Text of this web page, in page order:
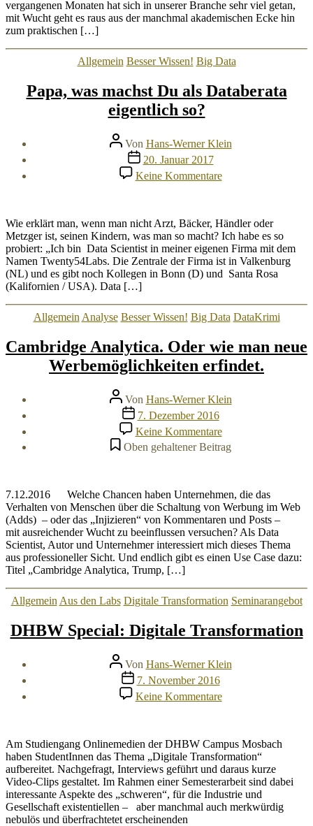
vergangenen Monaten hat sich in unserer Branche sehr viel getan,
mit Wucht geht es raus aus der manchmal akademischen Ecke hin
zum praktischen […]
Kategorien
Allgemein Besser Wissen! Big Data
Papa, was machst Du als Databerata
eigentlich so?
Beitragsautor
Von Hans-Werner Klein
Veröffentlichungsdatum
20. Januar 2017
Keine Kommentarezu
Papa,
Du
als
Databerata
eigentlich
so?
Wie erklärt man, wenn man nicht Arzt, Bäcker, Händler oder
Metzger ist, seinen Kindern, was man so macht? Ich habe es so
probiert: „Ich bin Data Scientist in meiner eigenen Firma mit dem
Namen Twenty54Labs. Die Zentrale der Firma ist in Valkenburg
(NL) und es gibt noch Kollegen in Bonn (D) und Santa Rosa
(Kalifornien / USA). Data […]
Kategorien
Allgemein Analyse Besser Wissen! Big Data DataKrimi
Cambridge Analytica. Oder wie man neue
Werbemöglichkeiten erfindet.
Beitragsautor
Von Hans-Werner Klein
Veröffentlichungsdatum
7. Dezember 2016
Keine Kommentarezu
Cambridge
Analytica.
man
neue
Werbemöglichkeiten
erfindet.
Oben gehaltener Beitrag
7.12.2016 Welche Chancen haben Unternehmen, die das
Verhalten von Menschen über die Schaltung von Werbung im Web
(Adds) – oder das „Injizieren“ von Kommentaren und Posts –
mit ausreichender Wucht zu beeinflussen versuchen? Als Data
Scientist, Autor und Unternehmer interessiert mich dieses Thema
aus professioneller Sicht. Und endlich gibt es einen Use Case dazu:
Titel „Cambridge Analytica, Trump, […]
Kategorien
Allgemein Aus den Labs Digitale Transformation Seminarangebot
DHBW Special: Digitale Transformation
Beitragsautor
Von Hans-Werner Klein
Veröffentlichungsdatum
7. November 2016
Keine Kommentarezu
DHBW
Transformation
Am Studiengang Onlinemedien der DHBW Campus Mosbach
haben StudentInnen das Thema „Digitale Transformation“
aufbereitet. Nachgefragt, Interviews geführt und daraus kurze
Video-Clips gestaltet. Im Rahmen einer Semesterarbeit sind dabei
interessante Aspekte des „schweren“, für die Industrie und
Gesellschaft existentiellen – aber manchmal auch merkwürdig
nebulös und überfrachtetet erscheinenden